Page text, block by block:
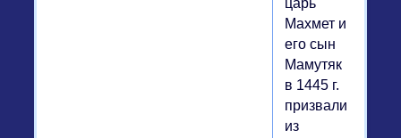
царь
Махмет и
его сын
Мамутяк
в 1445 г.
призвали
из